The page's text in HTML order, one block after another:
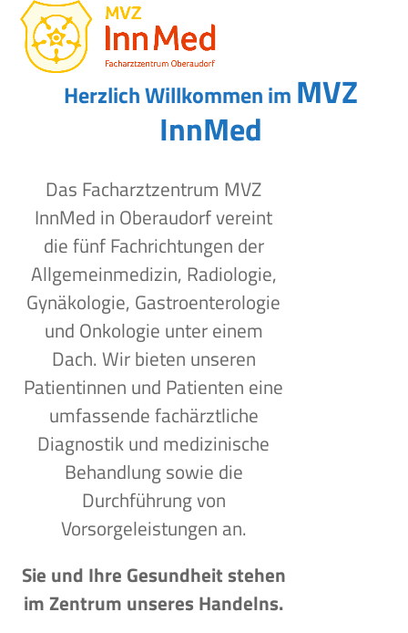
Skip
content
Open
mobile
menu
Close
mobile
menu
Herzlich Willkommen im MVZ
InnMed
Das Facharztzentrum MVZ
InnMed in Oberaudorf vereint
die fünf Fachrichtungen der
Allgemeinmedizin, Radiologie,
Gynäkologie, Gastroenterologie
und Onkologie unter einem
Dach. Wir bieten unseren
Patientinnen und Patienten eine
umfassende fachärztliche
Diagnostik und medizinische
Behandlung sowie die
Durchführung von
Vorsorgeleistungen an.
Sie und Ihre Gesundheit stehen
im Zentrum unseres Handelns.